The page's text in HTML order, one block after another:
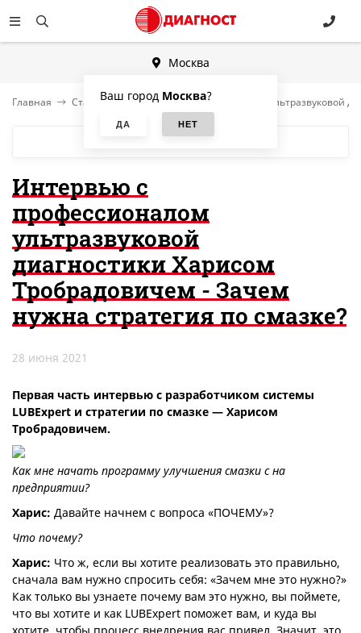
Москва
Ваш город Москва?
Главная Статьи Интервью с профессионалом ультразвуковой
Интервью с
профессионалом
ультразвуковой
диагностики Харисом
Тробрадовичем - Зачем
нужна стратегия по смазке?
28 июня 2021
Первая часть интервью с разработчиком системы
LUBExpert и стратегии по смазке — Харисом
Тробрадовичем.
Как мне начать программу улучшения смазки с на
предприятии?
Харис: Давайте начнем с вопроса «ПОЧЕМУ»?
Что почему?
Харис: Что ж, если вы хотите реализовать это правильно,
сначала вам нужно спросить себя: «Зачем мне это нужно?»
Как только вы узнаете почему вам это нужно, вы поймете,
что вы хотите и как LUBExpert поможет вам, и куда вы